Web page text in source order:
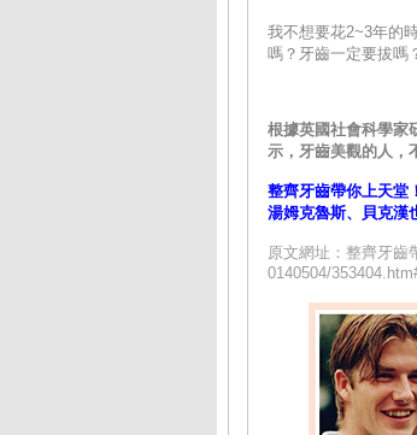
我不想要花2~3年的
嗎？牙齒一定要拔嗎
根據英國社會科學家
示，牙齒美觀的人，
整齊牙齒帶你上天堂！
湯姆克魯斯、貝克漢
原文網址：整齊牙齒
0140504/